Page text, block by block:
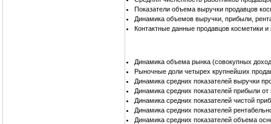
Показатели объема выручки продавцов
Динамика объемов выручки, прибыли,
Контактные данные продавцов косметики
Динамика объема рынка (совокупных
Рыночные доли четырех крупнейших
Динамика средних показателей выручки
Динамика средних показателей прибыли
Динамика средних показателей чистой
Динамика средних показателей
Динамика средних показателей объема